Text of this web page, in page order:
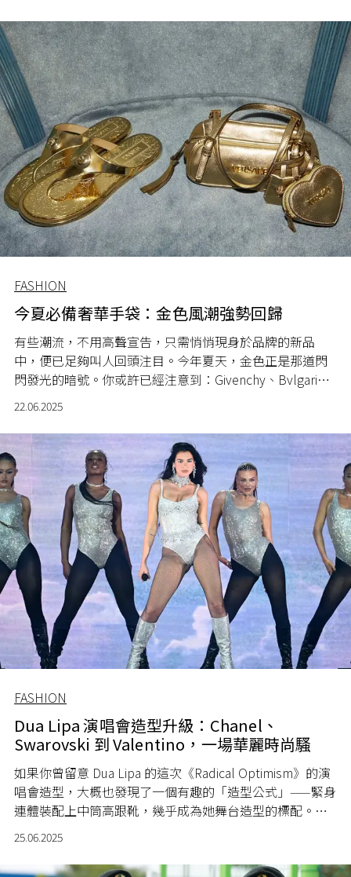
FASHION
今夏必備奢華手袋：金色風潮強勢回歸
有些潮流，不用高聲宣告，只需悄悄現身於品牌的新品
中，便已足夠叫人回頭注目。今年夏天，金色正是那道閃
閃發光的暗號。你或許已經注意到：Givenchy、Bvlgari、
抹金燦色澤。並非炫耀式的奢華，也非刻意誇張的復古，
而是一種從材質、細節，到整體視覺上，回歸「經典」與
「華麗」的詮釋。
22.06.2025
FASHION
Dua Lipa 演唱會造型升級：Chanel、
Swarovski 到 Valentino，一場華麗時尚騷
如果你曾留意 Dua Lipa 的這次《Radical Optimism》的演
唱會造型，大概也發現了一個有趣的「造型公式」——緊身
連體裝配上中筒高跟靴，幾乎成為她舞台造型的標配。這
俐落的風格，簡單卻絕不無趣。每次造型雖在「統一格
式」中變化出不同的亮點，卻依然牢牢抓住目光。
25.06.2025